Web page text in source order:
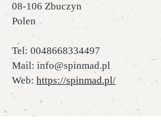
08-106 Zbuczyn
Polen
Tel: 0048668334497
Mail: info@spinmad.pl
Web: https://spinmad.pl/